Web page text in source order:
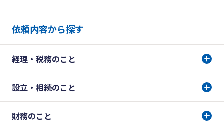
依頼内容から探す
経理・税務のこと
設立・相続のこと
財務のこと